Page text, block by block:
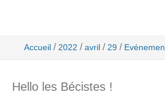
Accueil / 2022 / avril / 29 /
Hello les Bécistes !